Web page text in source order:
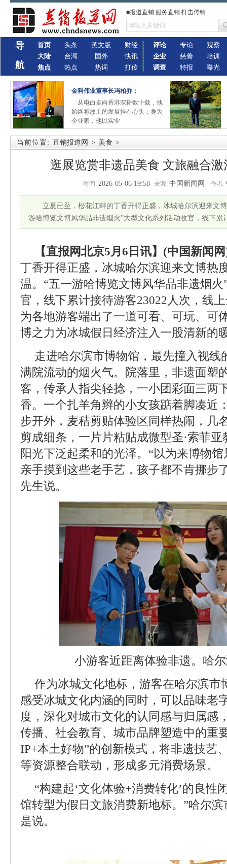
■报道直销 服务直销 打击传销
导
航
首页
大陆
焦点
头条
台湾
热点
英文版
国外
热词
财经
快讯
打传
评论
企业
调查
专论
慈善
特报
观察
培训
曝光
金科伟业董事长冯柏乔：
从电白走向香港深耕数十载，他
始终将故土的发展挂在心头；身为
企业家，他以实业
当前位置: 直销报道网 > 美食 >
逛展览赏非遗品美食 文旅融合
时间: 2026-05-06 19:58 来源: 中国新闻网 作者:
立夏已至，松花江畔的丁香开得正盛，冰城哈尔滨迎来文
游哈博览文博风华品非遗烟火”大型文化系列活动收官，线下累
【直报网北京5月6日讯】(中国新闻
丁香开得正盛，冰城哈尔滨迎来文博热
温。“五一游哈博览文博风华品非遗烟
官，线下累计接待游客23022人次，线
为各地游客端出了一道可看、可玩、可
博之力为冰城假日经济注入一股清新的
走进哈尔滨市博物馆，最先撞入视线
满院流动的烟火气。院落里，非遗面塑
客，传承人指尖轻捻，一小团彩面三两
香。一个扎羊角辫的小女孩踮着脚凑近
步开外，麦秸剪贴体验区同样热闹，几
剪成细条，一片片粘贴成微型圣·索菲
阳光下泛起柔和的光泽。“以为来博物
亲手摸到这些老手艺，孩子都不肯挪步
先生说。
小游客近距离体验非遗。哈
作为冰城文化地标，游客在哈尔滨市
感受冰城文化内涵的同时，可以品味老
度，深化对城市文化的认同感与归属感
传播、社会教育、城市品牌塑造中的重
IP+本土好物”的创新模式，将非遗技艺
等资源整合联动，形成多元消费场景。
“构建起‘文化体验+消费转化’的良性
馆转型为假日文旅消费新地标。”哈尔
是说。